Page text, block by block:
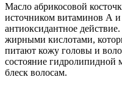
Масло абрикосовой
источником витаминов А
антиоксидантное
жирными кислотами,
питают кожу головы и
состояние гидролипидной
блеск волосам.